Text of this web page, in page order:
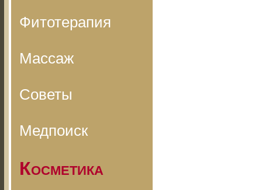
Фитотерапия
Массаж
Советы
Медпоиск
Косметика